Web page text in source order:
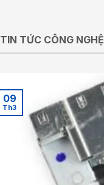
TIN TỨC CÔNG NGHỆ
09
Th3